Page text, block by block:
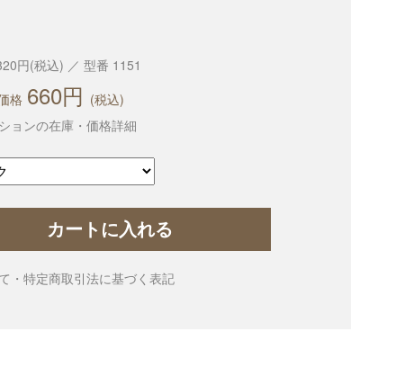
円(税込) ／ 型番 1151
格 660円 (税込)
ョンの在庫・価格詳細
カートに入れる
・特定商取引法に基づく表記